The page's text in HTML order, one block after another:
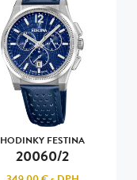
HODINKY FESTINA
20060/2